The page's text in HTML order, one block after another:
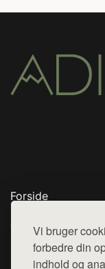
Vi bruger
forbedre din
indhold og
Forside
Top Rabatter
Blog
Kontakt